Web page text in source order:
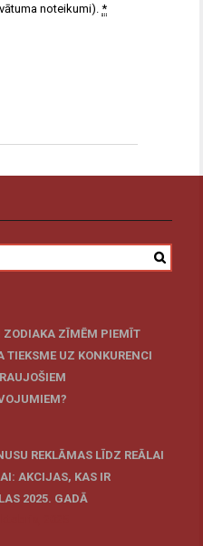
noteikumi).*
ZODIAKA ZĪMĒM PIEMĪT
TIEKSME UZ KONKURENCI
REKLĀMAS LĪDZ REĀLAI
AKCIJAS, KAS IR
2025. GADĀ